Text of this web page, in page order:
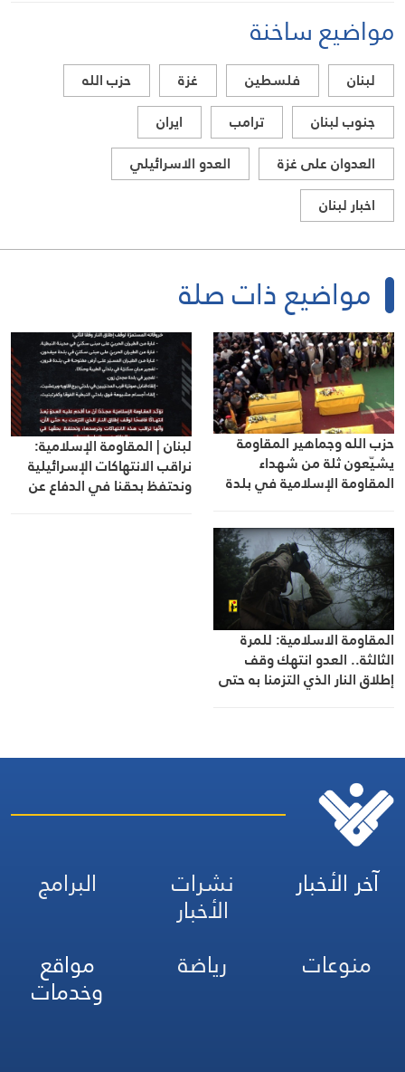
مواضيع ساخنة
لبنان فلسطين غزة
حزب الله
جنوب لبنان
ترامب
ايران
العدوان على غزة
العدو الاسرائيلي
اخبار لبنان
مواضيع ذات صلة
حزب الله وجماهير المقاومة
يشيّعون ثلة من شهداء
المقاومة الإسلامية في بلدة
لبنان | المقاومة الإسلامية:
نراقب الانتهاكات الإسرائيلية
ونحتفظ بحقنا في الدفاع عن
المقاومة الاسلامية: للمرة
الثالثة.. العدو انتهك وقف
إطلاق النار الذي التزمنا به حتى
آخر الأخبار نشرات
الأخبار
البرامج
منوعات
رياضة مواقع
وخدمات